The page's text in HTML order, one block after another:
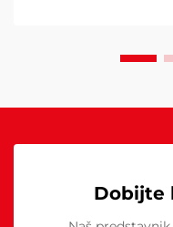
Dobijte